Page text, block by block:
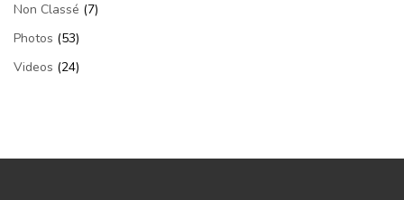
Non Classé (7)
Photos (53)
Videos (24)